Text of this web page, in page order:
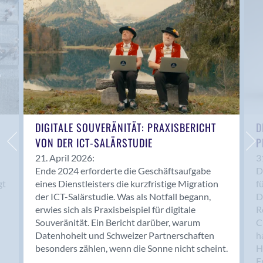
Anwil
Appenzell
Au SG
Baar
Baden
Balsthal
Balzers
Basel
Bassersdorf
Belp
Bendern
Benken (SG)
Bergdietikon
Berlin
Bern
Bern - Liebefeld
DIGITALE SOUVERÄNITÄT: PRAXISBERICHT
VON DER ICT-SALÄRSTUDIE
21. April 2026:
Ende 2024 erforderte die Geschäftsaufgabe
eines Dienstleisters die kurzfristige Migration
der ICT-Salärstudie. Was als Notfall begann,
erwies sich als Praxisbeispiel für digitale
Souveränität. Ein Bericht darüber, warum
Datenhoheit und Schweizer Partnerschaften
besonders zählen, wenn die Sonne nicht scheint.